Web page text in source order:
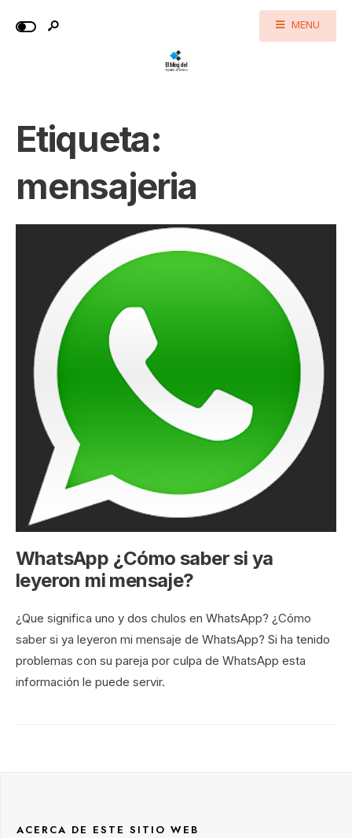
MENU
Etiqueta:
mensajeria
WhatsApp ¿Cómo saber si ya
leyeron mi mensaje?
¿Que significa uno y dos chulos en WhatsApp? ¿Cómo
saber si ya leyeron mi mensaje de WhatsApp? Si ha tenido
problemas con su pareja por culpa de WhatsApp esta
información le puede servir.
ACERCA DE ESTE SITIO WEB